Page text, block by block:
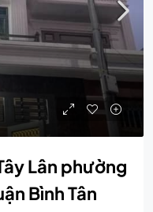
Lân phường
Bình Tân